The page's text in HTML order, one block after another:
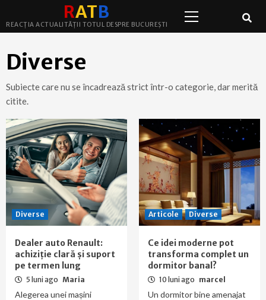
to
RATB
REACȚIA ACTUALITĂȚII TOTUL DESPRE BUCUREȘTI
Menu
Diverse
Subiecte care nu se încadrează strict într-o categorie, dar merită
citite.
Diverse
Dealer auto Renault:
achiziție clară și suport
pe termen lung
5 luni ago Maria
Alegerea unei mașini
Articole Diverse
Ce idei moderne pot
transforma complet un
dormitor banal?
10 luni ago marcel
Un dormitor bine amenajat